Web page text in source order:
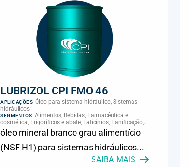
LUBRIZOL CPI FMO 46
APLICAÇÕES Óleo para sistema hidráulico, Sistemas
hidráulicos
SEGMENTOS Alimentos, Bebidas, Farmacêutica e
cosmética, Frigoríficos e abate, Laticínios, Panificação,
Supermercados e refrigeração comercial
óleo mineral branco grau alimentício
(NSF H1) para sistemas hidráulicos...
SAIBA MAIS